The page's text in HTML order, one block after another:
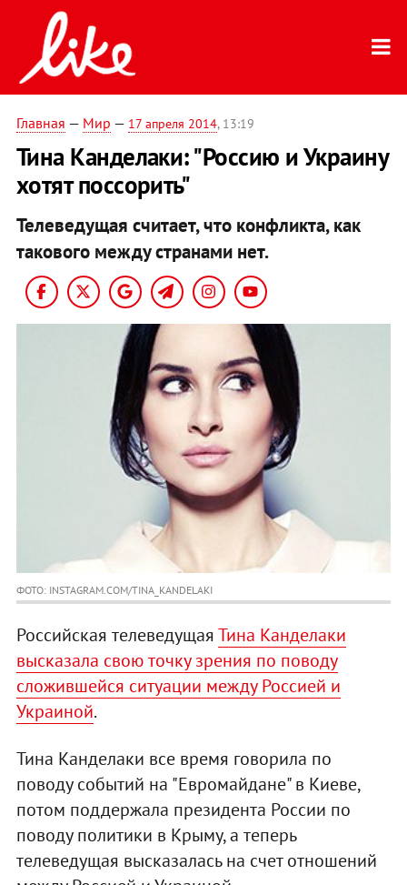
Главная — Мир — 17 апреля 2014, 13:19
Тина Канделаки: "Россию и Украину
хотят поссорить"
Телеведущая считает, что конфликта, как
такового между странами нет.
ФОТО: INSTAGRAM.COM/TINA_KANDELAKI
Российская телеведущаяТина Канделаки
высказала свою точку зрения по поводу
сложившейся ситуации между Россией и
Украиной.
Тина Канделаки все время говорила по
поводу событий на "Евромайдане" в Киеве,
потом поддержала президента России по
поводу политики в Крыму, а теперь
телеведущая высказалась на счет отношений